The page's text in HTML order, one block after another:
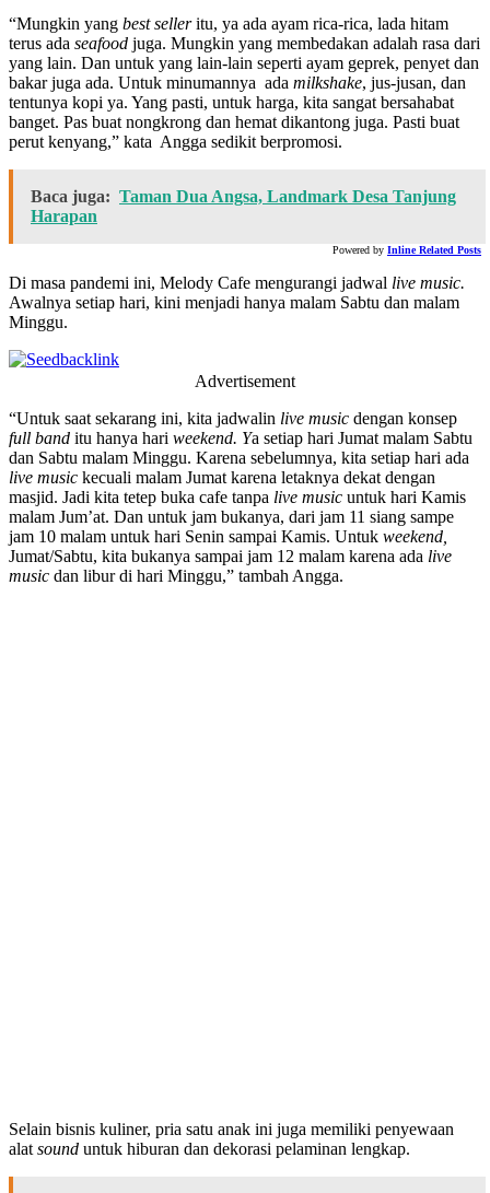
“Mungkin yang best selleritu, ya ada ayam rica-rica, lada hitam
terus ada seafood juga. Mungkin yang membedakan adalah rasa dari
yang lain. Dan untuk yang lain-lain seperti ayam geprek, penyet dan
bakar juga ada. Untuk minumannya ada milkshake, jus-jusan, dan
tentunya kopi ya. Yang pasti, untuk harga, kita sangat bersahabat
banget. Pas buat nongkrong dan hemat dikantong juga. Pasti buat
perut kenyang,” kata Angga sedikit berpromosi.
Baca juga: Taman Dua Angsa, Landmark Desa Tanjung
Harapan
Powered by Inline Related Posts
Di masa pandemi ini, Melody Cafe mengurangi jadwal live music.
Awalnya setiap hari, kini menjadi hanya malam Sabtu dan malam
Minggu.
Advertisement
“Untuk saat sekarang ini, kita jadwalin live music dengan konsep
full band itu hanya hari weekend. Ya setiap hari Jumat malam Sabtu
dan Sabtu malam Minggu. Karena sebelumnya, kita setiap hari ada
live music kecuali malam Jumat karena letaknya dekat dengan
masjid. Jadi kita tetep buka cafe tanpa live music untuk hari Kamis
malam Jum’at. Dan untuk jam bukanya, dari jam 11 siang sampe
jam 10 malam untuk hari Senin sampai Kamis. Untuk weekend,
Jumat/Sabtu, kita bukanya sampai jam 12 malam karena ada live
music dan libur di hari Minggu,” tambah Angga.
Selain bisnis kuliner, pria satu anak ini juga memiliki penyewaan
alatsound untuk hiburan dan dekorasi pelaminan lengkap.